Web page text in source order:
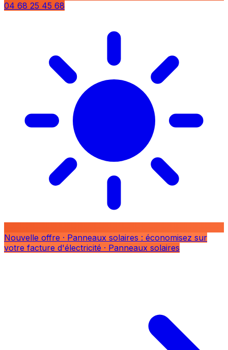
04 68 25 45 68
Nouvelle offre · Panneaux solaires : économisez sur
votre facture d'électricité · Panneaux solaires